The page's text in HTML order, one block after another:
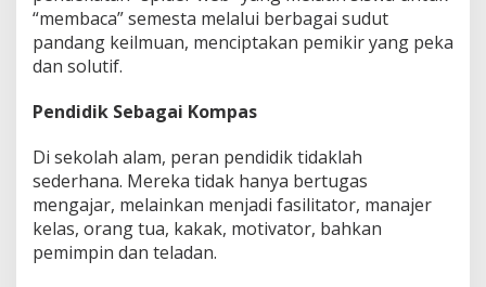
“membaca” semesta melalui berbagai sudut
pandang keilmuan, menciptakan pemikir yang peka
dan solutif.
Pendidik Sebagai Kompas
Di sekolah alam, peran pendidik tidaklah
sederhana. Mereka tidak hanya bertugas
mengajar, melainkan menjadi fasilitator, manajer
kelas, orang tua, kakak, motivator, bahkan
pemimpin dan teladan.